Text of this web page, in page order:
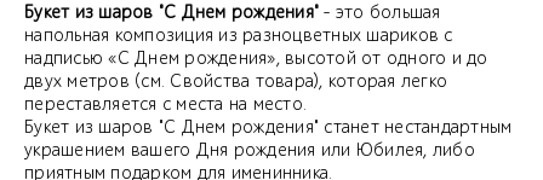
Букет из шаров "С Днем рождения" - это большая
напольная композиция из разноцветных шариков с
надписью «С Днем рождения», высотой от одного и до
двух метров (см. Свойства товара), которая легко
переставляется с места на место.
Букет из шаров "С Днем рождения" станет нестандартным
украшением вашего Дня рождения или Юбилея, либо
приятным подарком для именинника.